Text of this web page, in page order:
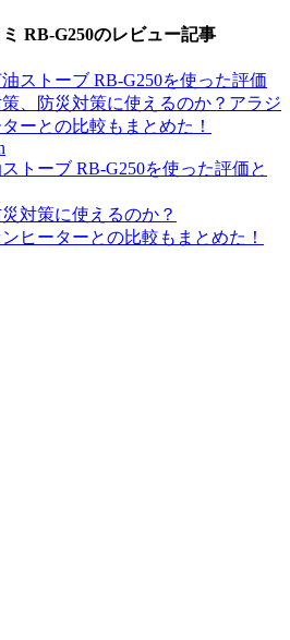
RB-G250のレビュー記事
トーブ RB-G250を使った評価と
対策に使えるのか？
ヒーターとの比較もまとめた！